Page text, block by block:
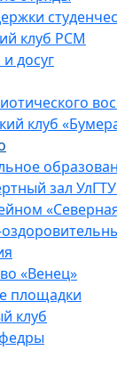
клуб РСМ
досуг
клуб
зал УлГТУ
«Венец»
площадки
клуб